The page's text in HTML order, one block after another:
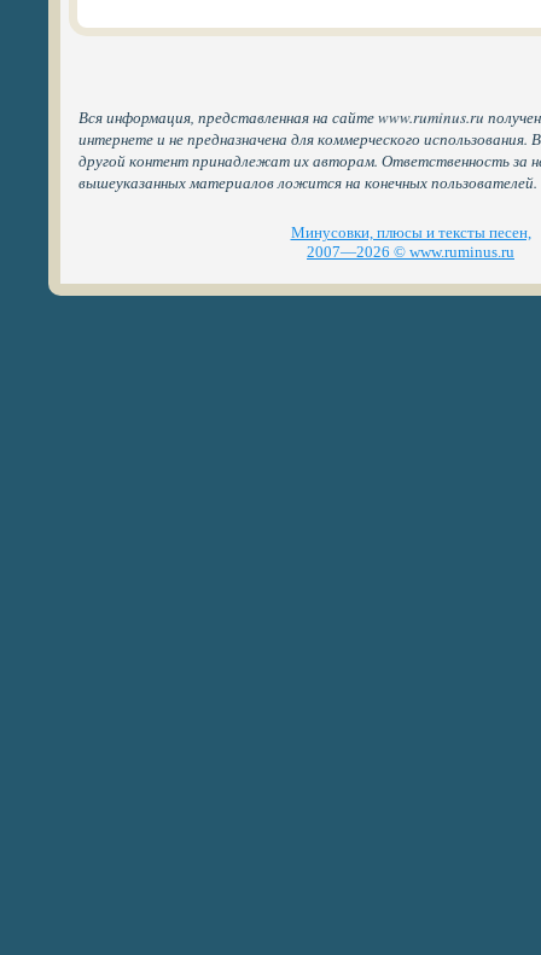
Вся информация, представленная на сайте www.ruminus.ru
интернете и не предназначена для коммерческого
другой контент принадлежат их авторам. Ответственность за
вышеуказанных материалов ложится на конечных пользователей.
Минусовки, плюсы и тексты песен,
2007—2026 © www.ruminus.ru